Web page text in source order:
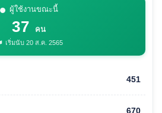
ผู้ใช้งานขณะนี้
37 คน
เริ่มนับ 20 ส.ค. 2565
451
670